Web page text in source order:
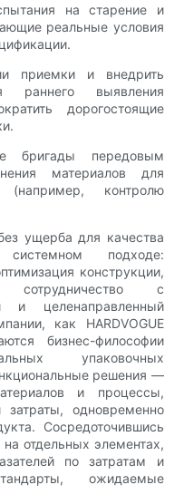
на старение и
реальные условия
приемки и внедрить
раннего выявления
дорогостоящие
бригады передовым
материалов для
контролю
ущерба для качества
подходе:
конструкции,
сотрудничество с
и целенаправленный
как HARDVOGUE
бизнес-философии
упаковочных
решения —
и процессы,
одновременно
Сосредоточившись
отдельных элементах,
по затратам и
ожидаемые